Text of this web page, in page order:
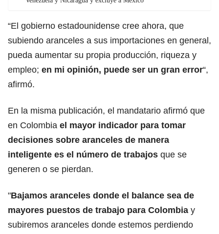
“El gobierno estadounidense cree ahora, que
subiendo aranceles a sus importaciones en general,
pueda aumentar su propia producción, riqueza y
empleo; en mi opinión, puede ser un gran error“,
afirmó.
En la misma publicación, el mandatario afirmó que
en Colombia el mayor indicador para tomar
decisiones sobre aranceles de manera
inteligente es el número de trabajos que se
generen o se pierdan.
"Bajamos aranceles donde el balance sea de
mayores puestos de trabajo para Colombia y
subiremos aranceles donde estemos perdiendo